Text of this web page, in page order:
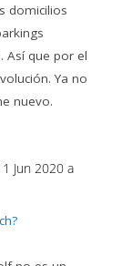
domicilios
Así que por el
Ya no
nuevo.
Jun 2020 a